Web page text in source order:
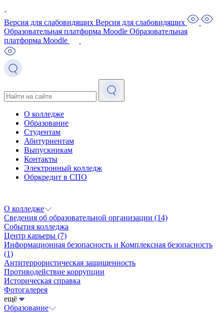
Версия для слабовидящих Версия для слабовидящих
Образовательная платформа Moodle Образовательная
платформа Moodle
О колледже
Образование
Студентам
Абитуриентам
Выпускникам
Контакты
Электронный колледж
Обркредит в СПО
О колледже
Сведения об образовательной организации (14)
События колледжа
Центр карьеры (7)
Информационная безопасность и Комплексная безопасность
(1)
Антитеррористическая защищенность
Противодействие коррупции
Историческая справка
Фотогалерея
ещё
Образование